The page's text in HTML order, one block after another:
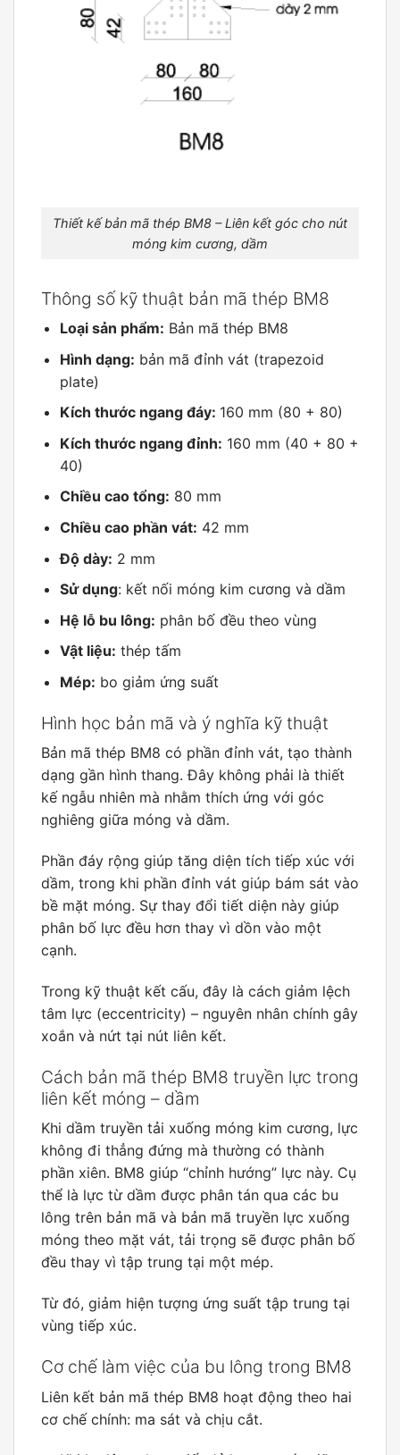
Thiết kế bản mã thép BM8 – Liên kết góc cho nút
móng kim cương, dầm
Thông số kỹ thuật bản mã thép BM8
Loại sản phẩm: Bản mã thép BM8
Hình dạng: bản mã đỉnh vát (trapezoid
plate)
Kích thước ngang đáy: 160 mm (80 + 80)
Kích thước ngang đỉnh: 160 mm (40 + 80 +
40)
Chiều cao tổng: 80 mm
Chiều cao phần vát: 42 mm
Độ dày: 2 mm
Sử dụng: kết nối móng kim cương và dầm
Hệ lỗ bu lông: phân bố đều theo vùng
Vật liệu: thép tấm
Mép: bo giảm ứng suất
Hình học bản mã và ý nghĩa kỹ thuật
Bản mã thép BM8 có phần đỉnh vát, tạo thành
dạng gần hình thang. Đây không phải là thiết
kế ngẫu nhiên mà nhằm thích ứng với góc
nghiêng giữa móng và dầm.
Phần đáy rộng giúp tăng diện tích tiếp xúc với
dầm, trong khi phần đỉnh vát giúp bám sát vào
bề mặt móng. Sự thay đổi tiết diện này giúp
phân bố lực đều hơn thay vì dồn vào một
cạnh.
Trong kỹ thuật kết cấu, đây là cách giảm lệch
tâm lực (eccentricity) – nguyên nhân chính gây
xoắn và nứt tại nút liên kết.
Cách bản mã thép BM8 truyền lực trong
liên kết móng – dầm
Khi dầm truyền tải xuống móng kim cương, lực
không đi thẳng đứng mà thường có thành
phần xiên. BM8 giúp “chỉnh hướng” lực này. Cụ
thể là lực từ dầm được phân tán qua các bu
lông trên bản mã và bản mã truyền lực xuống
móng theo mặt vát, tải trọng sẽ được phân bố
đều thay vì tập trung tại một mép.
Từ đó, giảm hiện tượng ứng suất tập trung tại
vùng tiếp xúc.
Cơ chế làm việc của bu lông trong BM8
Liên kết bản mã thép BM8 hoạt động theo hai
cơ chế chính: ma sát và chịu cắt.